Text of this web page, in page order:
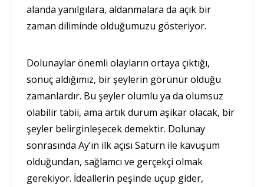
alanda yanılgılara, aldanmalara da açık bir
zaman diliminde olduğumuzu gösteriyor.
Dolunaylar önemli olayların ortaya çıktığı,
sonuç aldığımız, bir şeylerin görünür olduğu
zamanlardır. Bu şeyler olumlu ya da olumsuz
olabilir tabii, ama artık durum aşikar olacak, bir
şeyler belirginleşecek demektir. Dolunay
sonrasında Ay’ın ilk açısı Satürn ile kavuşum
olduğundan, sağlamcı ve gerçekçi olmak
gerekiyor. İdeallerin peşinde uçup gider,